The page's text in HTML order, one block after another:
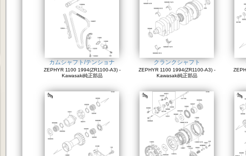
カムシャフト/テンショナ
ZEPHYR 1100 1994(ZR1100-A3) -
Kawasaki純正部品
クランクシャフト
ZEPHYR 1100 1994(ZR1100-A3) -
Kawasaki純正部品